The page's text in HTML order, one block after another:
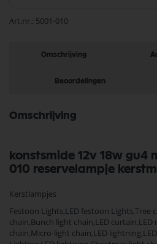
Art.nr. 5001-010
Omschrijving
Beoordelingen
Omschrijving
konstsmide 12v 18w gu4
010 reservelampje
Kerstlampjes
Festoon Lights,LED festoon Lights,Tree
chain,Bunch light chain,LED
chain,Micro-light chain,LED